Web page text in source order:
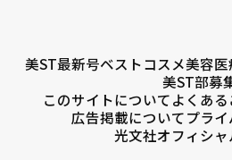
美ST最新号ベストコスメ美容医
美ST部募
このサイトについてよくあ
広告掲載についてプラ
光文社オフィシャ